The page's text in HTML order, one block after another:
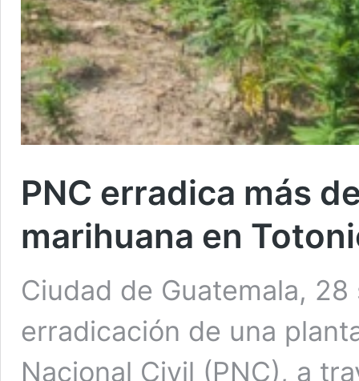
PNC erradica más
marihuana en
Ciudad de Guatemala,
erradicación de una
Nacional Civil (PNC), a